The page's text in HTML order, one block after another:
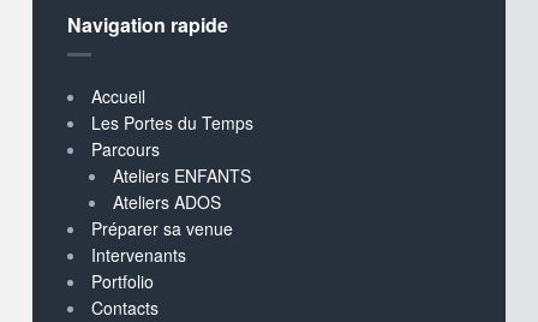
Navigation rapide
Accueil
Les Portes du Temps
Parcours
Ateliers ENFANTS
Ateliers ADOS
Préparer sa venue
Intervenants
Portfolio
Contacts